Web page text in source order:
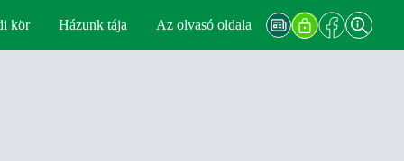
kör Házunk tája Az olvasó oldala